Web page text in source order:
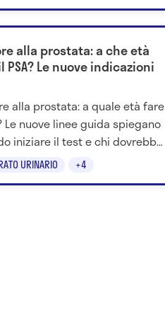
URINARIO +4
alla prostata: a che età
PSA? Le nuove indicazioni
alla prostata: a quale età fare
Le nuove linee guida spiegano
iniziare il test e chi dovrebbe
i controlli.